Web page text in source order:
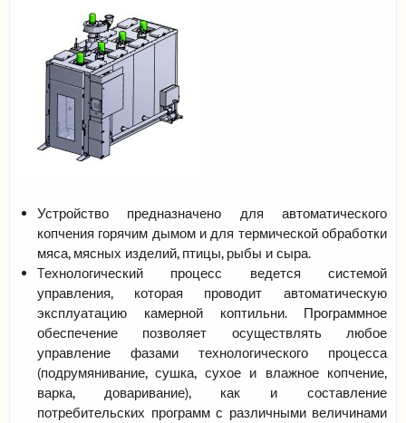
Устройство предназначено для автоматического
копчения горячим дымом и для термической обработки
мяса, мясных изделий, птицы, рыбы и сыра.
Tехнологический процесс ведется системой
управления, которая проводит автоматическую
эксплуатацию камерной коптильни. Программное
обеспечение позволяет осуществлять любое
управление фазами технологического процесса
(подрумянивание, сушка, сухое и влажное копчение,
варка, доваривание), как и составление
потребительских программ с различными величинами